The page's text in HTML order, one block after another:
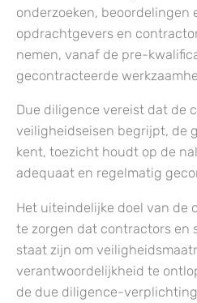
onderzoeken, beoordelingen
opdrachtgevers en
nemen, vanaf de pre-
gecontracteerde
Due diligence vereist dat de
veiligheidseisen begrijpt, de
kent, toezicht houdt op de
adequaat en regelmatig
Het uiteindelijke doel van de
te zorgen dat contractors en
staat zijn om
verantwoordelijkheid te
de due diligence-